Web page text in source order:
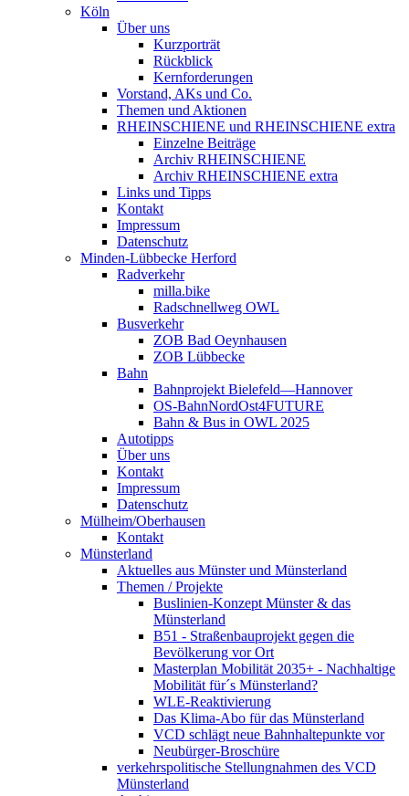
Köln
Über uns
Kurzporträt
Rückblick
Kernforderungen
Vorstand, AKs und Co.
Themen und Aktionen
RHEINSCHIENE und RHEINSCHIENE extra
Einzelne Beiträge
Archiv RHEINSCHIENE
Archiv RHEINSCHIENE extra
Links und Tipps
Kontakt
Impressum
Datenschutz
Minden-Lübbecke Herford
Radverkehr
milla.bike
Radschnellweg OWL
Busverkehr
ZOB Bad Oeynhausen
ZOB Lübbecke
Bahn
Bahnprojekt Bielefeld—Hannover
OS-BahnNordOst4FUTURE
Bahn & Bus in OWL 2025
Autotipps
Über uns
Kontakt
Impressum
Datenschutz
Mülheim/Oberhausen
Kontakt
Münsterland
Aktuelles aus Münster und Münsterland
Themen / Projekte
Buslinien-Konzept Münster & das
Münsterland
B51 - Straßenbauprojekt gegen die
Bevölkerung vor Ort
Masterplan Mobilität 2035+ - Nachhaltige
Mobilität für´s Münsterland?
WLE-Reaktivierung
Das Klima-Abo für das Münsterland
VCD schlägt neue Bahnhaltepunkte vor
Neubürger-Broschüre
verkehrspolitische Stellungnahmen des VCD
Münsterland